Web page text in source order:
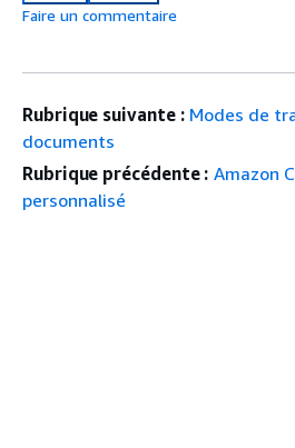
Faire un commentaire
Rubrique suivante : Modes de
documents
Rubrique précédente : Amazon
personnalisé